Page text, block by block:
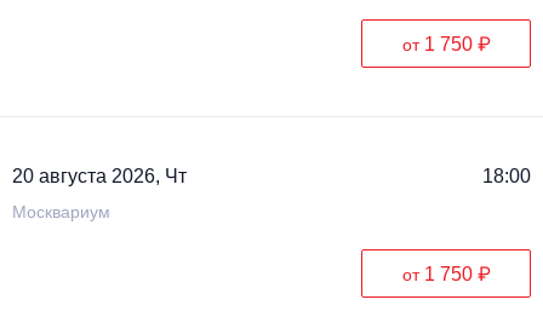
от 1 750 ₽
20 августа 2026, Чт 18:00
Москвариум
от 1 750 ₽